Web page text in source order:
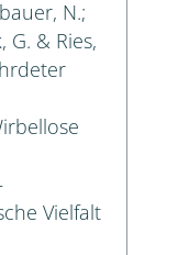
N.;
G. & Ries,
Vielfalt